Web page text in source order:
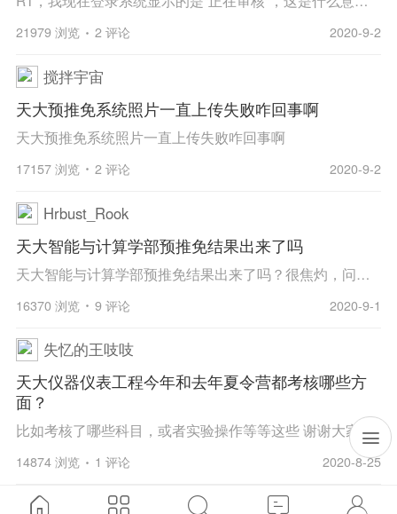
21979 浏览 2 评论 2020-9-2
搅拌宇宙
天大预推免系统照片一直上传失败咋回事啊
天大预推免系统照片一直上传失败咋回事啊
17157 浏览 2 评论 2020-9-2
Hrbust_Rook
天大智能与计算学部预推免结果出来了吗
天大智能与计算学部预推免结果出来了吗？很焦灼，问下吧友。
16370 浏览 9 评论 2020-9-1
失忆的王吱吱
天大仪器仪表工程今年和去年夏令营都考核哪些方
面？
比如考核了哪些科目，或者实验操作等等这些 谢谢大家啦
14874 浏览 1 评论 2020-8-25